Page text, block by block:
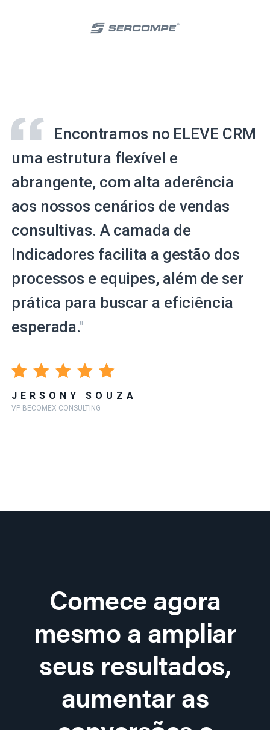
Encontramos no ELEVE CRM
uma estrutura flexível e
abrangente, com alta aderência
aos nossos cenários de vendas
consultivas. A camada de
Indicadores facilita a gestão dos
processos e equipes, além de ser
prática para buscar a eficiência
esperada."
JERSONY SOUZA
VP BECOMEX CONSULTING
Comece agora
mesmo a ampliar
seus resultados,
aumentar as